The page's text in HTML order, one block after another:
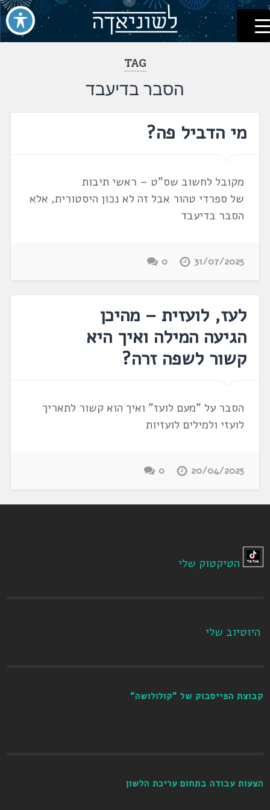
דלג
לתוכן
לשוניאדה
עברית. לשון. שפה
TAG
הסבר בדיעבד
מי הדביל פה?
מקובל לחשוב שס"ט – ראשי תיבות
של ספרדי טהור אבל זה לא נכון היסטורית, אלא
הסבר בדיעבד
31/07/2025
0
לעז, לועזית – מהיכן
הגיעה המילה ואיך היא
קשור לשפה זרה?
הסבר על "מעם לועז" ואיך הוא קשור לתאריך
לועזי ולמילים לועזיות
20/04/2025
0
הטיקטוק שלי
היוטיוב שלי
קבוצת הפייסבוק של "קולולושה"
הצעות עבודה בתחום עריכת הלשון